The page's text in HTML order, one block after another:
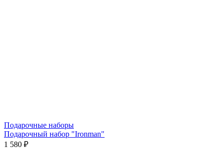
Подарочные наборы
Подарочный набор "Ironman"
1 580 ₽